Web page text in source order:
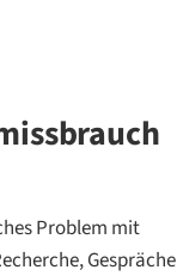
Problem mit
Gespräche